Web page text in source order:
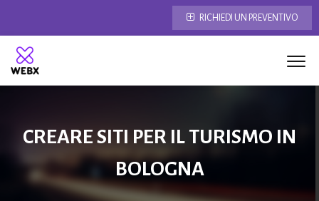
RICHIEDI UN PREVENTIVO
CREARE SITI PER IL TURISMO IN
BOLOGNA